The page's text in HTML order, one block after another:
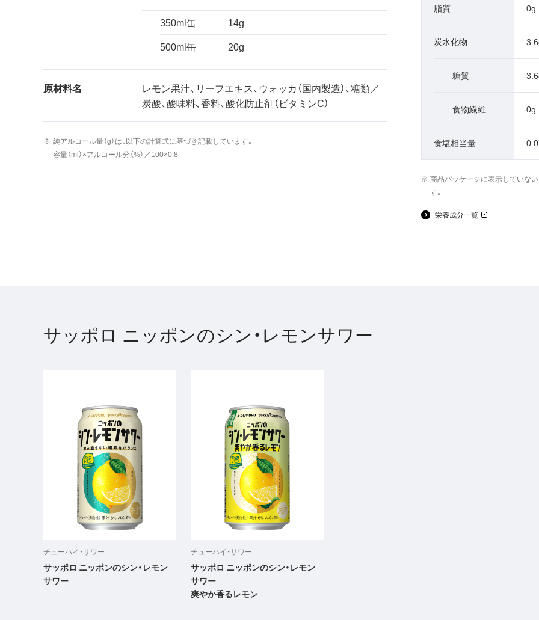
350ml缶
14g
500ml缶
20g
原材料名
レモン果汁、リーフエキス、ウォッカ（国内製造）、糖類／
炭酸、酸味料、香料、酸化防止剤（ビタミンC）
純アルコール量（g）は、以下の計算式に基づき記載しています。
容量（ml）×アルコール分（%）／100×0.8
脂質 0g
炭水化物
糖質
食物繊維 0g
食塩相当量
商品パッケージに表示していな
す。
栄養成分一覧
サッポロ ニッポンのシン・レモンサワー
チューハイ・サワー
サッポロ ニッポンのシン・レモン
サワー
チューハイ・サワー
サッポロ ニッポンのシン・レモン
サワー
爽やか香るレモン